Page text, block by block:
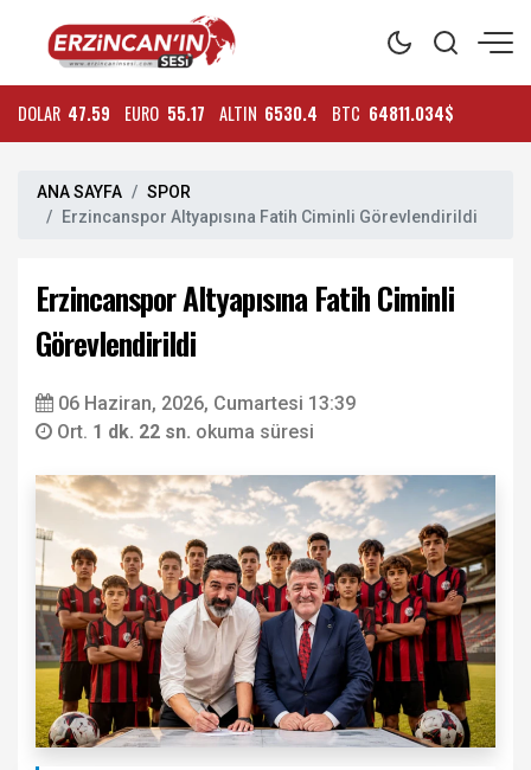
DOLAR 47.59 EURO 55.17 ALTIN 6530.4 BTC 64811.034$
ANA SAYFA
SPOR
Erzincanspor Altyapısına Fatih Ciminli Görevlendirildi
Erzincanspor Altyapısına Fatih Ciminli
Görevlendirildi
06 Haziran, 2026, Cumartesi 13:39
Ort. 1 dk. 22 sn. okuma süresi